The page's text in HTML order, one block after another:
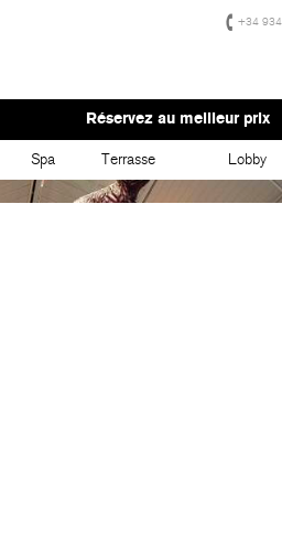
+34
Réservez au meilleur prix
Spa Terrasse Lobby